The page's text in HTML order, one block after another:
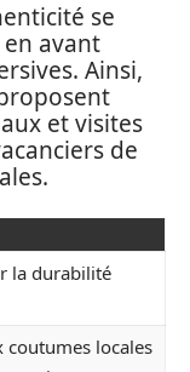
se
avant
Ainsi,
et visites
de
la durabilité
coutumes locales